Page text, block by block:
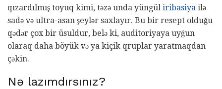
qızardılmış toyuq kimi, təzə unda yüngül iribasiya ilə
sadə və ultra-asan şeylər saxlayır. Bu bir resept olduğu
qədər çox bir üsuldur, belə ki, auditoriyaya uyğun
olaraq daha böyük və ya kiçik qruplar yaratmaqdan
çəkin.
Nə lazımdırsınız?